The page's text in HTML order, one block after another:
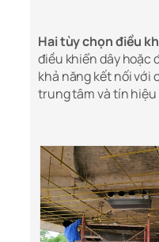
Hai tùy chọn điều
điều khiển dây hoặc
khả năng kết nối với
trung tâm và tín hiệu